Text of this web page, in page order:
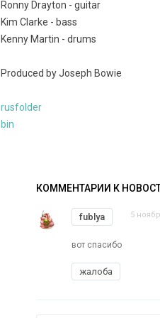
Ronny Drayton - guitar
Kim Clarke - bass
Kenny Martin - drums
Produced by Joseph Bowie
rusfolder
bin
КОММЕНТАРИИ К
fublya 5
вот спасибо
жалоба